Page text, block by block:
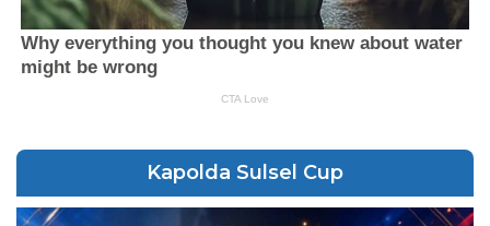
Kapolda Sulsel Cup